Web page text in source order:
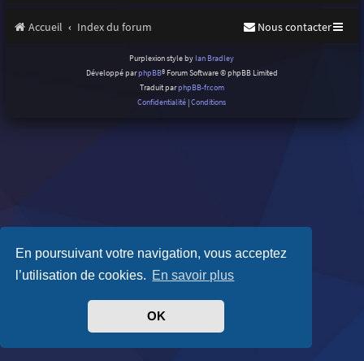
En poursuivant votre navigation, vous acceptez
l’utilisation de cookies. En savoir plus
OK
Accueil Index du forum Nous contacter
Purplexion style by Ian Bradley
Développé parphpBB® Forum Software © phpBB Limited
Traduit parphpBB-fr.com
Confidentialité |Conditions